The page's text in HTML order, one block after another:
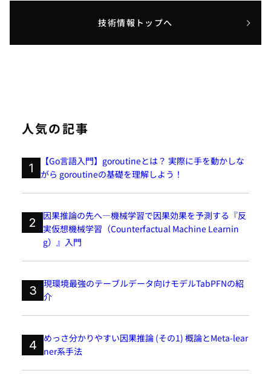
技術情報トップへ
人気の記事
1
【Go言語入門】goroutineとは？ 実際に手を動かしな
がら goroutineの基礎を理解しよう！
2
因果推論の先へ―機械学習で因果効果を予測する『反
実仮想機械学習（Counterfactual Machine Learnin
g）』入門
3 現環境最強のテーブルデータ向けモデルTabPFNの紹
介
4
めっさ分かりやすい因果推論 (その1) 概論とMeta-lear
ner系手法